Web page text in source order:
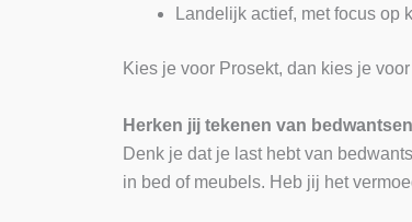
Landelijk actief, met focus op
Kies je voor Prosekt, dan kies je
Herken jij tekenen van
Denk je dat je last hebt van
in bed of meubels. Heb jij het